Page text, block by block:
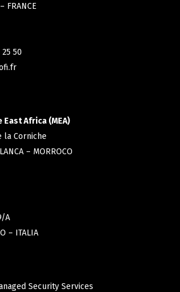
FRANCE
25 50
Africa (MEA)
la Corniche
– MORROCO
A
– ITALIA
Security Services